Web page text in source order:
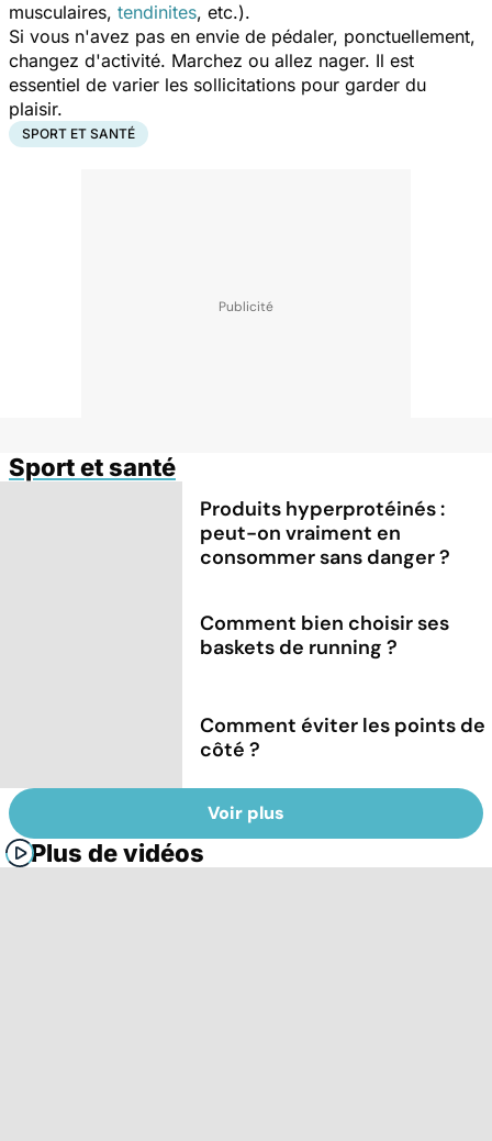
musculaires, tendinites, etc.).
Si vous n'avez pas en envie de pédaler, ponctuellement,
changez d'activité. Marchez ou allez nager. Il est
essentiel de varier les sollicitations pour garder du
plaisir.
SPORT ET SANTÉ
Sport et santé
Produits hyperprotéinés :
peut-on vraiment en
consommer sans danger ?
Comment bien choisir ses
baskets de running ?
Comment éviter les points de
côté ?
Voir plus
Plus de vidéos